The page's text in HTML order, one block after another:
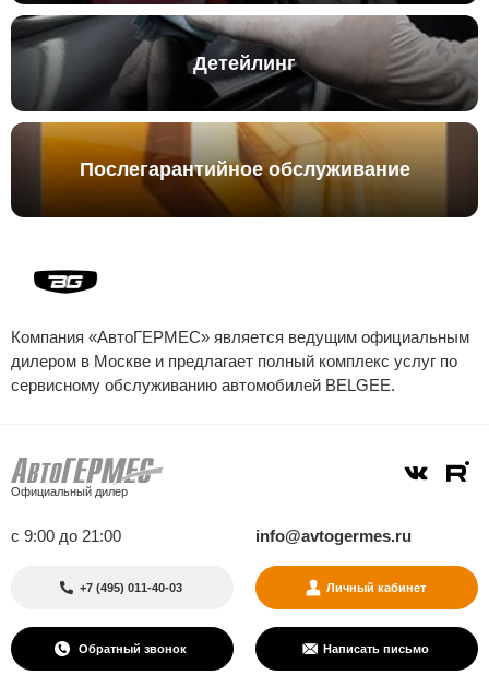
Детейлинг
Послегарантийное обслуживание
Компания «АвтоГЕРМЕС» является ведущим официальным
дилером в Москве и предлагает полный комплекс услуг по
сервисному обслуживанию автомобилей BELGEE.
Официальный дилер
с 9:00 до 21:00 info@avtogermes.ru
+7 (495) 011-40-03 Личный кабинет
Обратный звонок Написать письмо